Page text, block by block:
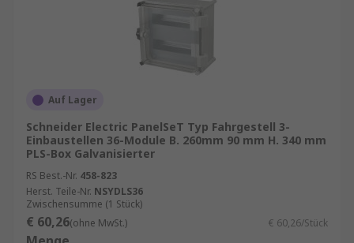
Was ist ein Gehäuse-Chassis und warum ist
Ein Gehäuse-Chassis, oft einfach als Gehäuse
bezeichnet, ist die Struktur, die die
Motherboard, die Festplatten, das Netzteil und
die Kühlkomponenten beherbergt. Es bietet
Schutz vor Staub, Schmutz und anderen
Umwelteinflüssen und trägt zur Stabilität und
Kühlung des Systems bei.
Auf Lager
Schneider Electric PanelSeT Typ Fahrgestell 3-
Einbaustellen 36-Module B. 260mm 90 mm H. 340 mm
PLS-Box Galvanisierter
RS Best.-Nr. 458-823
Herst. Teile-Nr. NSYDLS36
Zwischensumme (1 Stück)
€ 60,26(ohne MwSt.) € 60,26/Stück